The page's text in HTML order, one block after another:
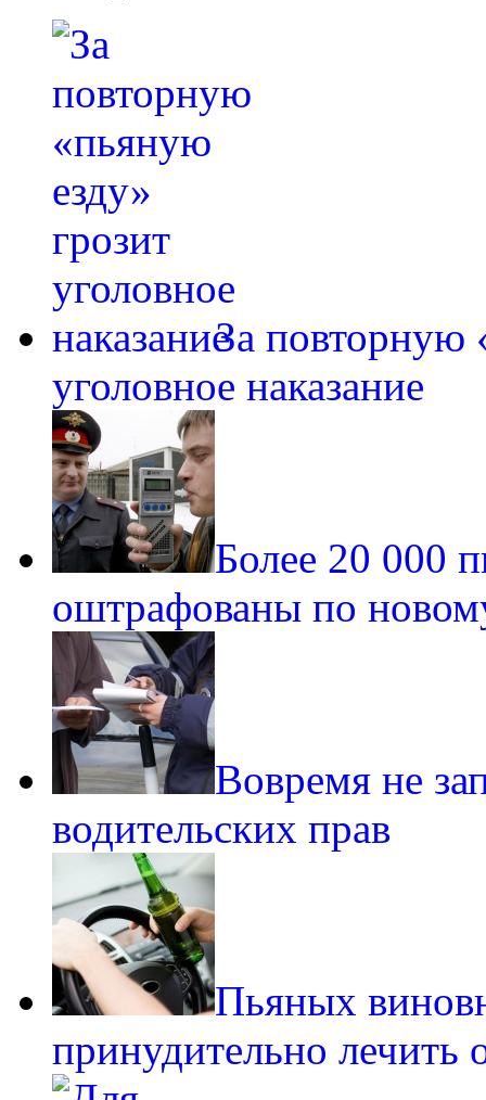
За повторную
уголовное наказание
Более 20 000
оштрафованы по
Вовремя не
водительских прав
Пьяных
принудительно лечить